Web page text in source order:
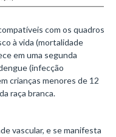
com os quadros
à vida (mortalidade
em uma segunda
(infecção
crianças menores de 12
raça branca.
vascular, e se manifesta